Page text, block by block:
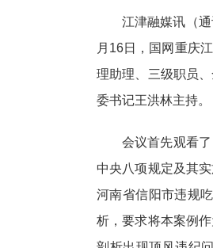
江津融媒讯（
月16日，国网重庆
理助理、三级职员
委书记王洪林主持。
会议首先观看
中央八项规定及其
河南省信阳市违规
析，要求将本案例